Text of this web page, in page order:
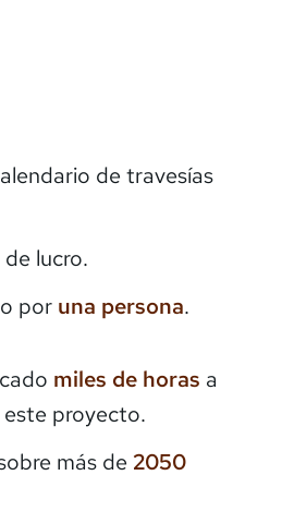
de travesías
lucro.
por una persona.
miles de horas a
proyecto.
más de 2050